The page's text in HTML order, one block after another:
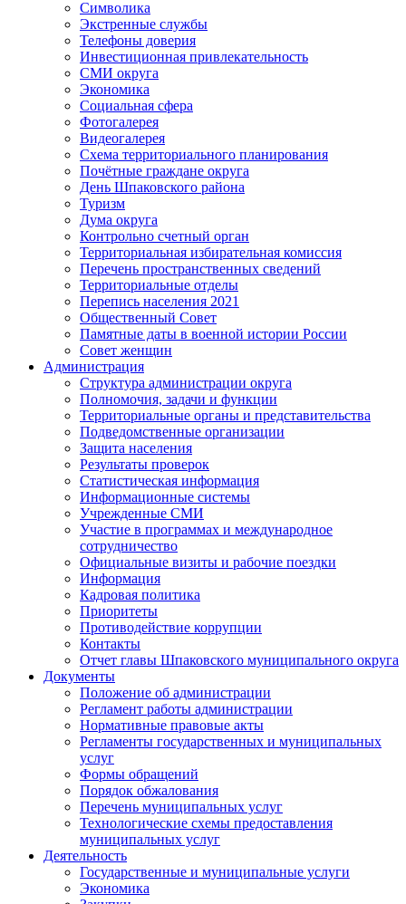
Символика
Экстренные службы
Телефоны доверия
Инвестиционная привлекательность
СМИ округа
Экономика
Социальная сфера
Фотогалерея
Видеогалерея
Схема территориального планирования
Почётные граждане округа
День Шпаковского района
Туризм
Дума округа
Контрольно счетный орган
Территориальная избирательная комиссия
Перечень пространственных сведений
Территориальные отделы
Перепись населения 2021
Общественный Совет
Памятные даты в военной истории России
Совет женщин
Администрация
Структура администрации округа
Полномочия, задачи и функции
Территориальные органы и представительства
Подведомственные организации
Защита населения
Результаты проверок
Статистическая информация
Информационные системы
Учрежденные СМИ
Участие в программах и международное
сотрудничество
Официальные визиты и рабочие поездки
Информация
Кадровая политика
Приоритеты
Противодействие коррупции
Контакты
Отчет главы Шпаковского муниципального округа
Документы
Положение об администрации
Регламент работы администрации
Нормативные правовые акты
Регламенты государственных и муниципальных
услуг
Формы обращений
Порядок обжалования
Перечень муниципальных услуг
Технологические схемы предоставления
муниципальных услуг
Деятельность
Государственные и муниципальные услуги
Экономика